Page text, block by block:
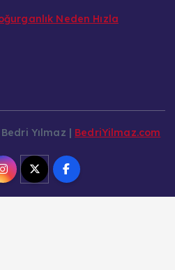
Neden Hızla
Yılmaz | BedriYilmaz.com